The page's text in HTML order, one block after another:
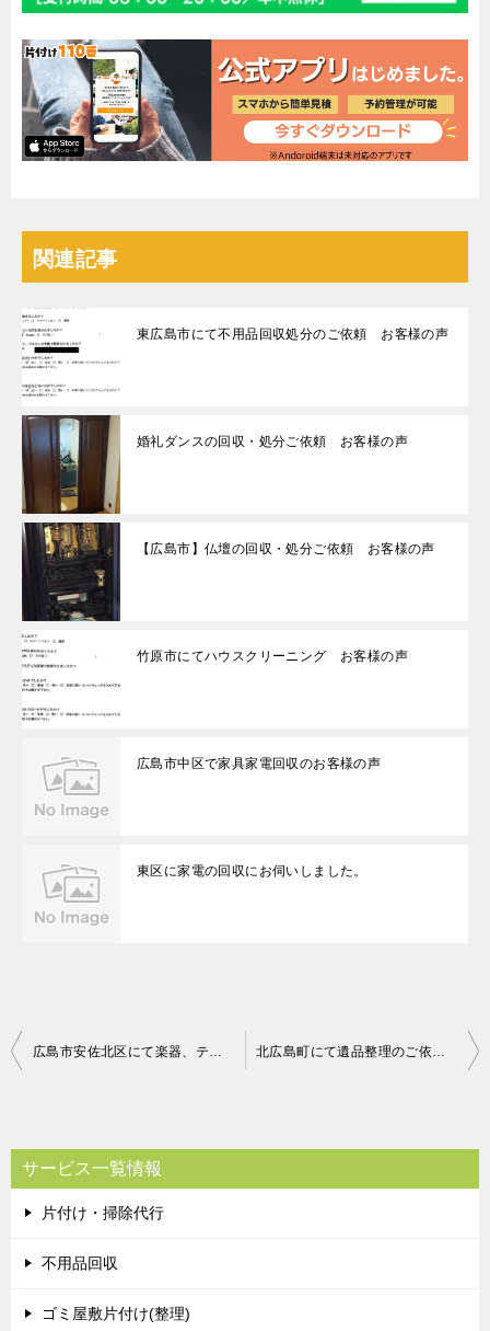
関連記事
東広島市にて不用品回収処分のご依頼 お客様の声
婚礼ダンスの回収・処分ご依頼 お客様の声
【広島市】仏壇の回収・処分ご依頼 お客様の声
竹原市にてハウスクリーニング お客様の声
広島市中区で家具家電回収のお客様の声
東区に家電の回収にお伺いしました。
投
ビ
ゲ
ー
シ
広島市安佐北区にて楽器、テレビ台などの回収処分 お客様の声 北広島町にて遺品整理のご依頼 お客様の声
サービス一覧情報
片付け・掃除代行
不用品回収
ゴミ屋敷片付け(整理)